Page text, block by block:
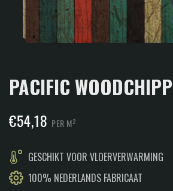
PACIFIC WOODCHIPP
€54,18 PER M2
GESCHIKT VOOR VLOERVERWARMING
100% NEDERLANDS FABRICAAT